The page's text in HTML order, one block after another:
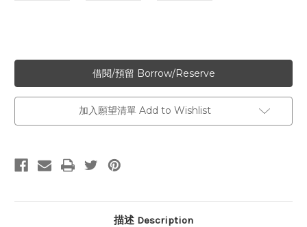
加入願望清單 Add to Wishlist
描述 Description